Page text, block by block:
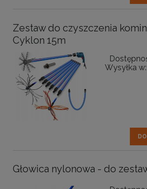
Zestaw do czyszczenia
Cyklon 15m
Wysyłka w:
Głowica nylonowa - do